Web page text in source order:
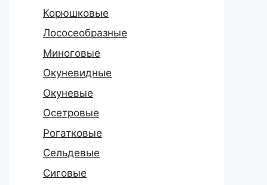
Корюшковые
Лососеобразные
Миноговые
Окуневидные
Окуневые
Осетровые
Рогатковые
Сельдевые
Сиговые